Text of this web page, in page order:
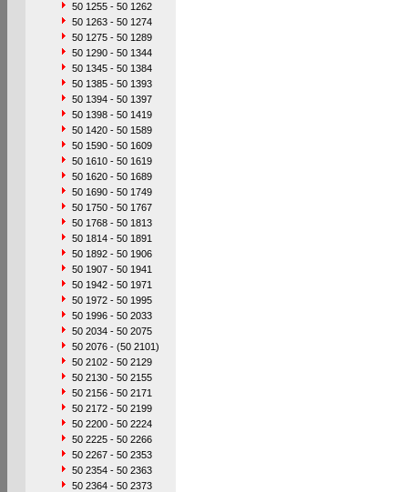
50 1255 - 50 1262
50 1263 - 50 1274
50 1275 - 50 1289
50 1290 - 50 1344
50 1345 - 50 1384
50 1385 - 50 1393
50 1394 - 50 1397
50 1398 - 50 1419
50 1420 - 50 1589
50 1590 - 50 1609
50 1610 - 50 1619
50 1620 - 50 1689
50 1690 - 50 1749
50 1750 - 50 1767
50 1768 - 50 1813
50 1814 - 50 1891
50 1892 - 50 1906
50 1907 - 50 1941
50 1942 - 50 1971
50 1972 - 50 1995
50 1996 - 50 2033
50 2034 - 50 2075
50 2076 - (50 2101)
50 2102 - 50 2129
50 2130 - 50 2155
50 2156 - 50 2171
50 2172 - 50 2199
50 2200 - 50 2224
50 2225 - 50 2266
50 2267 - 50 2353
50 2354 - 50 2363
50 2364 - 50 2373